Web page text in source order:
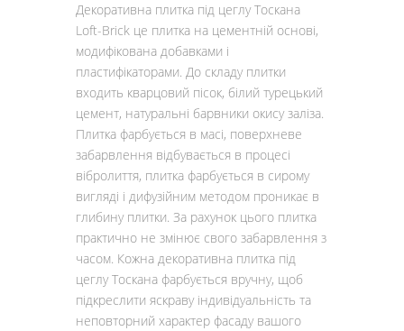
Декоративна плитка під цеглу Тоскана
Loft-Brick це плитка на цементній основі,
модифікована добавками і
пластифікаторами. До складу плитки
входить кварцовий пісок, білий турецький
цемент, натуральні барвники окису заліза.
Плитка фарбується в масі, поверхневе
забарвлення відбувається в процесі
вібролиття, плитка фарбується в сирому
вигляді і дифузійним методом проникає в
глибину плитки. За рахунок цього плитка
практично не змінює свого забарвлення з
часом. Кожна декоративна плитка під
цеглу Тоскана фарбується вручну, щоб
підкреслити яскраву індивідуальність та
неповторний характер фасаду вашого